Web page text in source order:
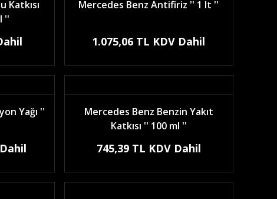
Katkısı
''
Mercedes Benz Antifiriz '' 1 lt ''
1.075,06 TL KDV Dahil
Yağı ''
Mercedes Benz Benzin Yakıt
Katkısı '' 100 ml ''
745,39 TL KDV Dahil